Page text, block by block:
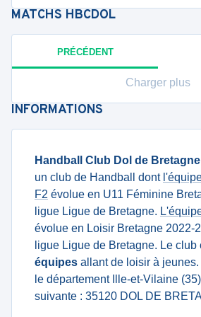
MATCHS HBCDOL
PRÉCÉDENT
Charger plus
INFORMATIONS
Handball Club Dol de Bretagne
un club de Handball dont
F2 évolue en U11 Féminine
ligue Ligue de Bretagne.
évolue en Loisir Bretagne 2022-
ligue Ligue de Bretagne. Le club
équipes allant de loisir à
le département Ille-et-Vilaine
suivante : 35120 DOL DE